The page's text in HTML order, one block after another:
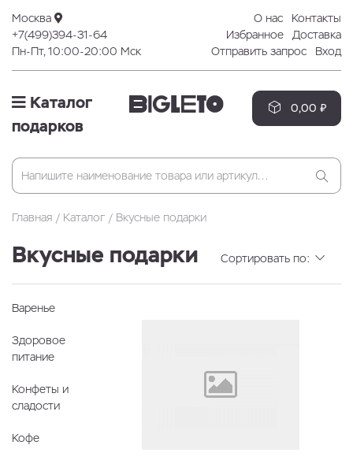
Москва
+7(499)394-31-64
Пн-Пт, 10:00-20:00 Мск
О нас
Контакты
Избранное
Доставка
Отправить запрос
Вход
Каталог
подарков
0,00 ₽
Главная Каталог Вкусные подарки
Вкусные подарки Сортировать по:
Варенье
Здоровое
питание
Конфеты и
сладости
Кофе